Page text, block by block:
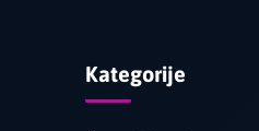
Kategorije